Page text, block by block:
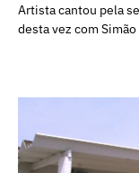
Artista cantou pela
desta vez com